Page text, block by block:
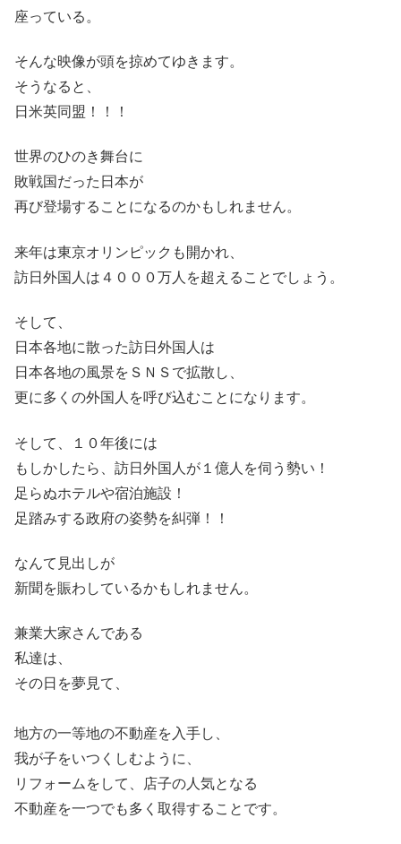
座っている。
そんな映像が頭を掠めてゆきます。
そうなると、
日米英同盟！！！
世界のひのき舞台に
敗戦国だった日本が
再び登場することになるのかもしれません。
来年は東京オリンピックも開かれ、
訪日外国人は４０００万人を超えることでしょう。
そして、
日本各地に散った訪日外国人は
日本各地の風景をＳＮＳで拡散し、
更に多くの外国人を呼び込むことになります。
そして、１０年後には
もしかしたら、訪日外国人が１億人を伺う勢い！
足らぬホテルや宿泊施設！
足踏みする政府の姿勢を糾弾！！
なんて見出しが
新聞を賑わしているかもしれません。
兼業大家さんである
私達は、
その日を夢見て、
地方の一等地の不動産を入手し、
我が子をいつくしむように、
リフォームをして、店子の人気となる
不動産を一つでも多く取得することです。